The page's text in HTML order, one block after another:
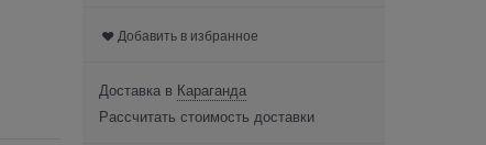
Добавить в избранное
Доставка в Караганда
Рассчитать стоимость доставки